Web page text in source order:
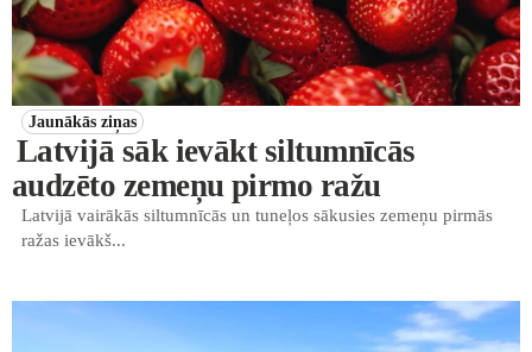
Jaunākās ziņas
Latvijā sāk ievākt siltumnīcās
audzēto zemeņu pirmo ražu
Latvijā vairākās siltumnīcās un tuneļos sākusies zemeņu pirmās
ražas ievākš...